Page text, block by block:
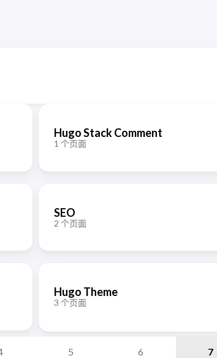
Hugo Stack Comment
1 个页面
SEO
2 个页面
Hugo Theme
3 个页面
5 6 7